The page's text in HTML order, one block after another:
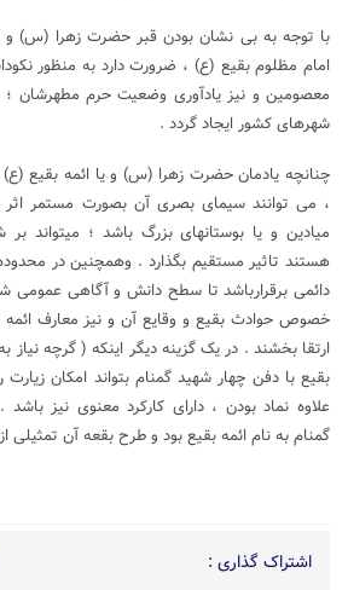
با توجه به بی نشان بودن قبر حضرت زهرا (س)
امام مظلوم بقیع (ع) ، ضرورت دارد به منظور
معصومین و نیز یادآوری وضعیت حرم مطهرشان ؛
شهرهای کشور ایجاد گردد .
چنانچه یادمان حضرت زهرا (س) و یا ائمه بقیع (ع)
، می توانند سیمای بصری آن بصورت مستمر اثر
میادین و یا بوستانهای بزرگ باشد ؛ میتواند
هستند تاثیر مستقیم بگذارد . وهمچنین در
دائمی برقرارباشد تا سطح دانش و آگاهی عمومی
خصوص حوادث بقیع و وقایع آن و نیز معارف
ارتقا بخشند . در یک گزینه دیگر اینکه ( گرچه نیاز
بقیع با دفن چهار شهید گمنام بتواند امکان زیارت
علاوه نماد بودن ، دارای کارکرد معنوی نیز
گمنام به نام ائمه بقیع بود و طرح بقعه آن تمثیلی
اشتراک گذاری :